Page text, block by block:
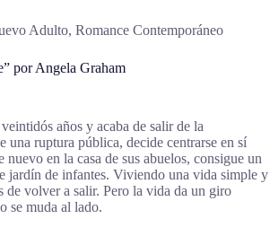
Adulto, Romance Contemporáneo
por Angela Graham
años y acaba de salir de la
una ruptura pública, decide centrarse en sí
nuevo en la casa de sus abuelos, consigue un
jardín de infantes. Viviendo una vida simple y
de volver a salir. Pero la vida da un giro
se muda al lado.